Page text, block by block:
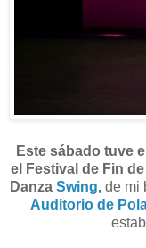
Este sábado tuve
el Festival de Fin
Danza Swing,de mi
Auditorio de